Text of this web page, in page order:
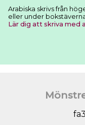
Arabiska skrivs från
eller under
Lär dig att skriva med